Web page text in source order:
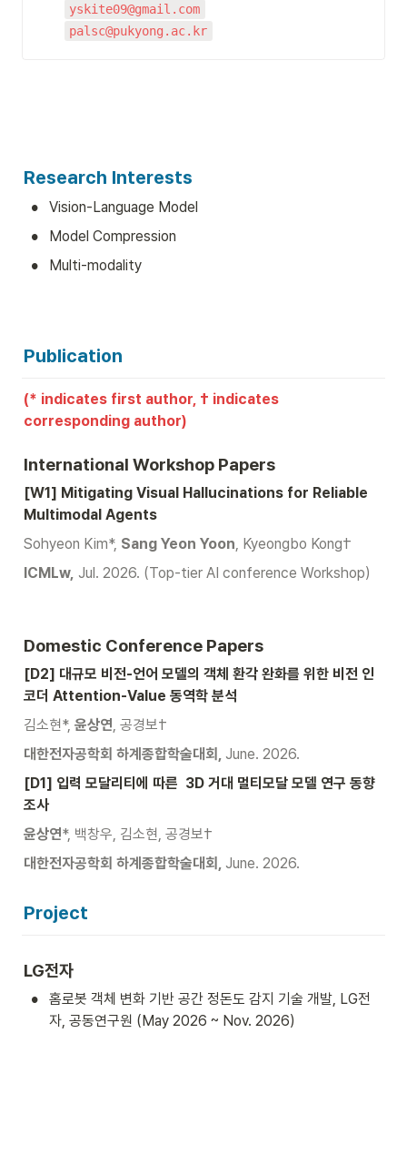
yskite09@gmail.com
palsc@pukyong.ac.kr
Research Interests
• Vision-Language Model
• Model Compression
• Multi-modality
Publication
(* indicates first author, † indicates
corresponding author)
International Workshop Papers
[W1] Mitigating Visual Hallucinations for Reliable
Multimodal Agents
Sohyeon Kim*, Sang Yeon Yoon , Kyeongbo Kong†
ICMLw, Jul. 2026. (Top-tier AI conference Workshop)
Domestic Conference Papers
[D2] 대규모 비전-언어 모델의 객체 환각 완화를 위한 비전 인
코더 Attention-Value 동역학 분석
김소현*, 윤상연 , 공경보†
대한전자공학회 하계종합학술대회, June. 2026.
[D1] 입력 모달리티에 따른  3D 거대 멀티모달 모델 연구 동향
조사
윤상연*, 백창우, 김소현, 공경보†
대한전자공학회 하계종합학술대회, June. 2026.
Project
LG전자
•
홈로봇 객체 변화 기반 공간 정돈도 감지 기술 개발, LG전
자, 공동연구원 (May 2026 ~ Nov. 2026)